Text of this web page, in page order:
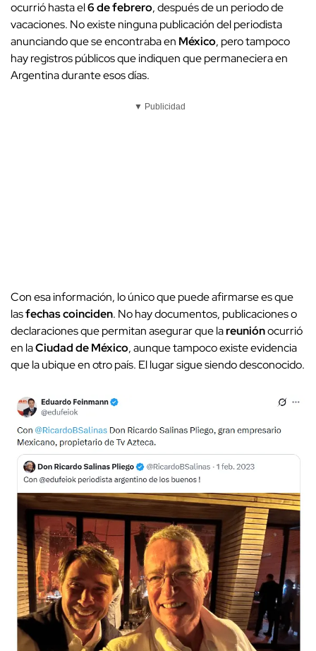
ocurrió hasta el6 de febrero, después de un periodo de
vacaciones. No existe ninguna publicación del periodista
anunciando que se encontraba en México, pero tampoco
hay registros públicos que indiquen que permaneciera en
Argentina durante esos días.
▼ Publicidad
Con esa información, lo único que puede afirmarse es que
lasfechas coinciden. No hay documentos, publicaciones o
declaraciones que permitan asegurar que lareuniónocurrió
en laCiudad de México, aunque tampoco existe evidencia
que la ubique en otro país. El lugar sigue siendo desconocido.